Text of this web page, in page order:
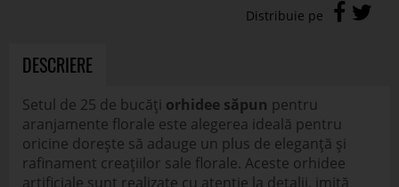
DESCRIERE
Setul de 25 de bucăți orhidee săpun pentru
aranjamente florale este alegerea ideală pentru
oricine dorește să adauge un plus de eleganță și
rafinament creațiilor sale florale. Aceste orhidee
artificiale sunt realizate cu atenție la detalii, imită